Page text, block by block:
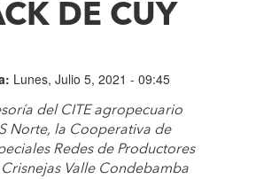
DE CUY
Lunes, Julio 5, 2021 - 09:45
del CITE agropecuario
Norte, la Cooperativa de
Redes de Productores
Valle Condebamba